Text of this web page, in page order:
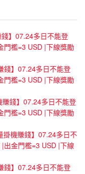
錢】07.24多日不能登
門檻=3 USD |下線獎勵
錢】07.24多日不能登
門檻=3 USD |下線獎勵
賺錢】07.24多日不能登
門檻=3 USD |下線獎勵
掛機賺錢】07.24多日不
出金門檻=3 USD |下線
錢】07.24多日不能登